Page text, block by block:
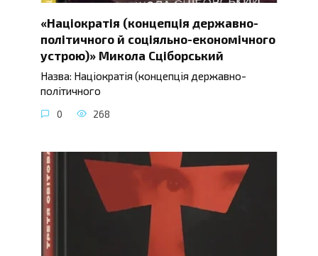
«Націократія (концепція державно-
політичного й соціяльно-економічного
устрою)» Микола Сціборський
Назва: Націократія (концепція державно-
політичного
0 268